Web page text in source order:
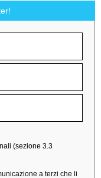
(sezione 3.3
a terzi che li